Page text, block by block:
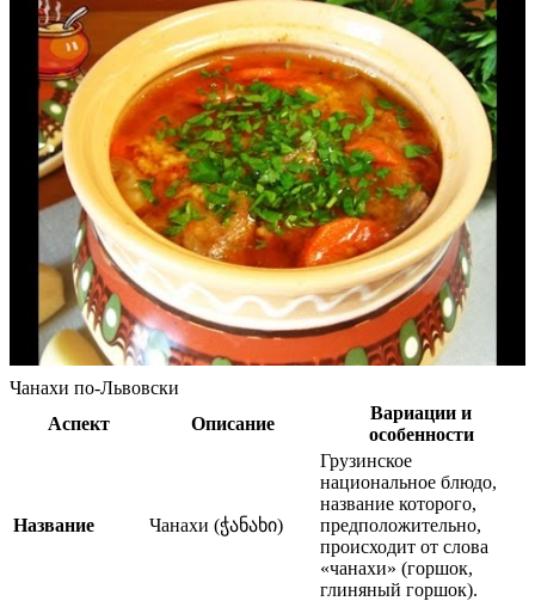
Чанахи по-Львовски
Аспект
Описание
Вариации и
особенности
Название Чанахи (ჭანახი)
Грузинское
национальное блюдо,
название которого,
предположительно,
происходит от слова
«чанахи» (горшок,
глиняный горшок).